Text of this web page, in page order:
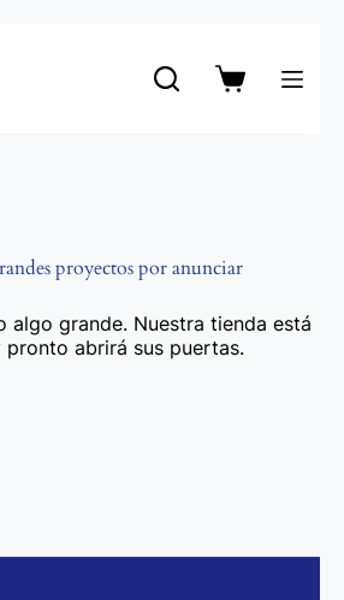
Carro
proyectos por anunciar
algo grande. Nuestra tienda está
pronto abrirá sus puertas.